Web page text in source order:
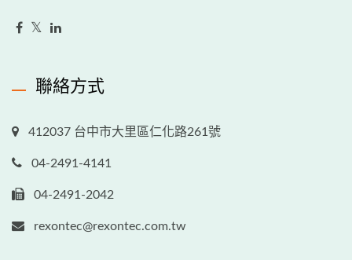
聯絡方式
412037 台中市大里區仁化路261號
04-2491-4141
04-2491-2042
rexontec@rexontec.com.tw